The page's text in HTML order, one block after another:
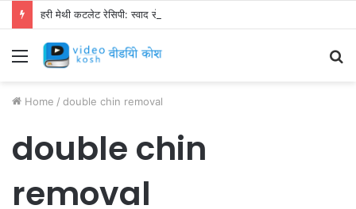
हरी मेथी कटलेट रेसिपी: स्वाद से भरपूर और स्वस्थ नाश्ता बनाएं!
Menu
Home / double chin removal
double chin
removal